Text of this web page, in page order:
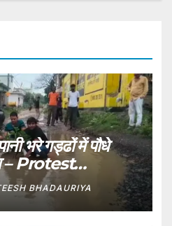
भरे गड्ढों में पौधे
– Protest
Planting
filled
BHADAURIYA